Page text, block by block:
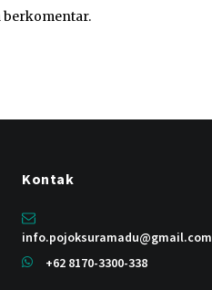
berkomentar.
Kontak
info.pojoksuramadu@gmail.com
+62 8170-3300-338